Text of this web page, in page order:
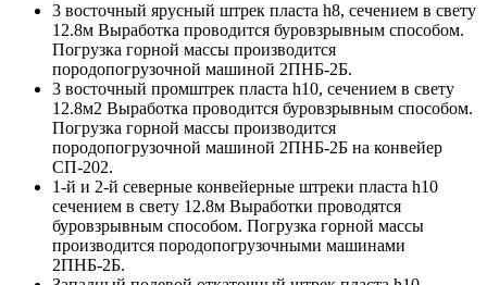
3 восточный ярусный штрек пласта h8, сечением в свету
12.8м Выработка проводится буровзрывным способом.
Погрузка горной массы производится
породопогрузочной машиной 2ПНБ-2Б.
3 восточный промштрек пласта h10, сечением в свету
12.8м2 Выработка проводится буровзрывным способом.
Погрузка горной массы производится
породопогрузочной машиной 2ПНБ-2Б на конвейер
СП-202.
1-й и 2-й северные конвейерные штреки пласта h10
сечением в свету 12.8м Выработки проводятся
буровзрывным способом. Погрузка горной массы
производится породопогрузочными машинами
2ПНБ-2Б.